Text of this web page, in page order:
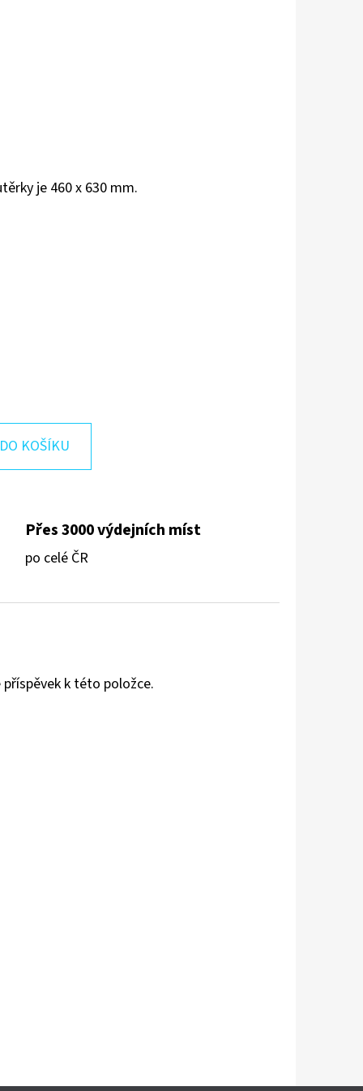
je 460 x 630 mm.
KOŠÍKU
Přes 3000 výdejních míst
po celé ČR
k této položce.